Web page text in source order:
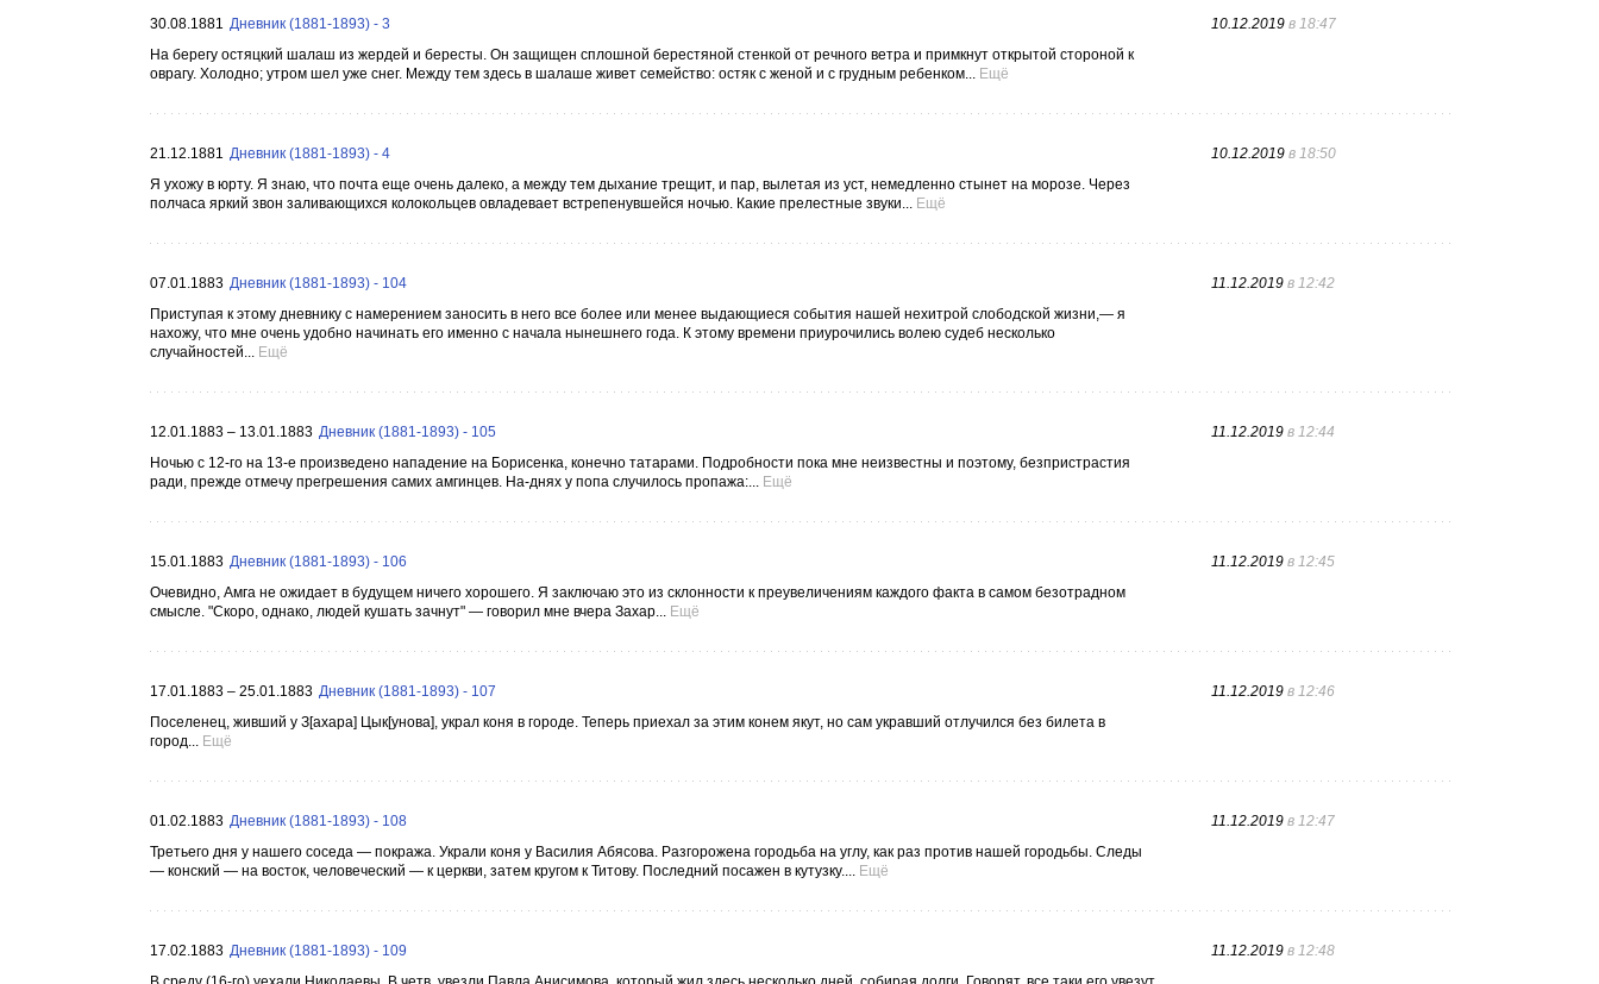
30.08.1881 Дневник (1881-1893) - 3
На берегу остяцкий шалаш из жердей и бересты. Он защищен сплошной берестяной стенкой от речного ветра и примкнут открытой стороной к
оврагу. Холодно; утром шел уже снег. Между тем здесь в шалаше живет семейство: остяк с женой и с грудным ребенком... Ещё
10.12.2019 в 18:47
21.12.1881 Дневник (1881-1893) - 4
Я ухожу в юрту. Я знаю, что почта еще очень далеко, а между тем дыхание трещит, и пар, вылетая из уст, немедленно стынет на морозе. Через
полчаса яркий звон заливающихся колокольцев овладевает встрепенувшейся ночью. Какие прелестные звуки... Ещё
10.12.2019 в 18:50
07.01.1883 Дневник (1881-1893) - 104
Приступая к этому дневнику с намерением заносить в него все более или менее выдающиеся события нашей нехитрой слободской жизни,— я
нахожу, что мне очень удобно начинать его именно с начала нынешнего года. К этому времени приурочились волею судеб несколько
случайностей... Ещё
11.12.2019 в 12:42
12.01.1883 – 13.01.1883 Дневник (1881-1893) - 105
Ночью с 12-го на 13-е произведено нападение на Борисенка, конечно татарами. Подробности пока мне неизвестны и поэтому, безпристрастия
ради, прежде отмечу прегрешения самих амгинцев. На-днях у попа случилось пропажа:... Ещё
11.12.2019 в 12:44
15.01.1883 Дневник (1881-1893) - 106
Очевидно, Амга не ожидает в будущем ничего хорошего. Я заключаю это из склонности к преувеличениям каждого факта в самом безотрадном
смысле. "Скоро, однако, людей кушать зачнут" — говорил мне вчера Захар... Ещё
11.12.2019 в 12:45
17.01.1883 – 25.01.1883 Дневник (1881-1893) - 107
Поселенец, живший у З[ахара] Цык[унова], украл коня в городе. Теперь приехал за этим конем якут, но сам укравший отлучился без билета в
город... Ещё
11.12.2019 в 12:46
01.02.1883 Дневник (1881-1893) - 108
Третьего дня у нашего соседа — покража. Украли коня у Василия Абясова. Разгорожена городьба на углу, как раз против нашей городьбы. Следы
— конский — на восток, человеческий — к церкви, затем кругом к Титову. Последний посажен в кутузку.... Ещё
11.12.2019 в 12:47
17.02.1883 Дневник (1881-1893) - 109
11.12.2019 в 12:48